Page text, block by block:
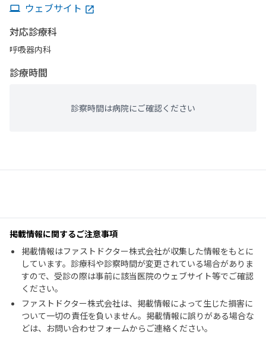
ウェブサイト
対応診療科
呼吸器内科
診療時間
診察時間は病院にご確認ください
掲載情報に関するご注意事項
掲載情報はファストドクター株式会社が収集した情報をもとに
しています。診療科や診察時間が変更されている場合がありま
すので、受診の際は事前に該当医院のウェブサイト等でご確認
ください。
ファストドクター株式会社は、掲載情報によって生じた損害に
ついて一切の責任を負いません。掲載情報に誤りがある場合な
どは、お問い合わせフォームからご連絡ください。